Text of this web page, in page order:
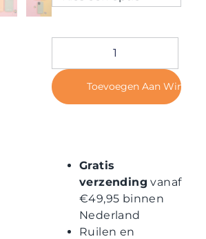
Toevoegen Aan
Gratis
verzending vanaf
€49,95 binnen
Nederland
Ruilen en